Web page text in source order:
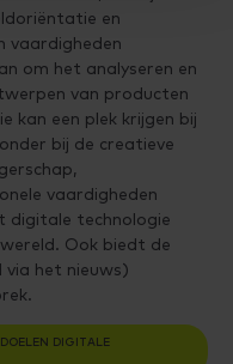
en
vaardigheden
om het analyseren en
van producten
kan een plek krijgen bij
bij de creatieve
vaardigheden
digitale technologie
Ook biedt de
het nieuws)
DIGITALE